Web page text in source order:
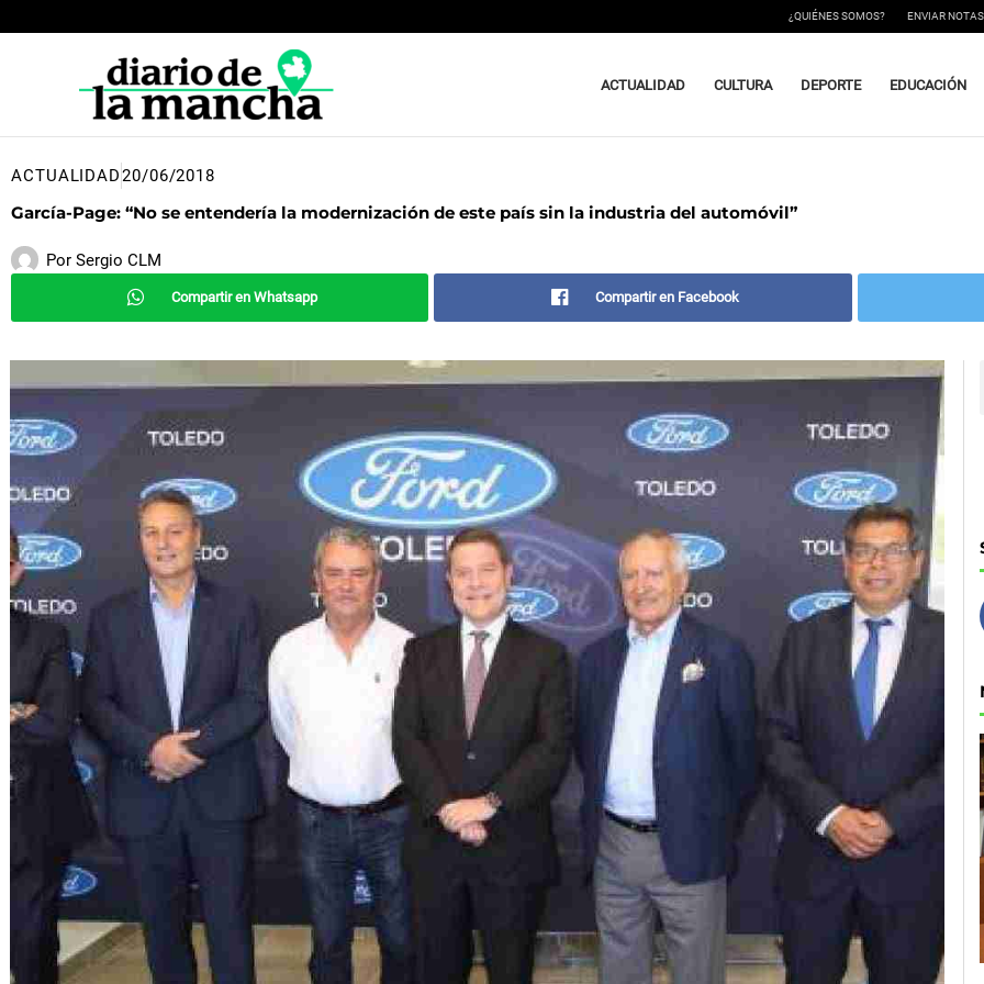
al
¿QUIÉNES SOMOS? ENVIAR
ACTUALIDAD CULTURA DEPORTE EDUCACIÓN
ACTUALIDAD20/06/2018
García-Page: “No se entendería la modernización de este país sin la industria del automóvil”
Por Sergio CLM
Compartir en Whatsapp Compartir en Facebook